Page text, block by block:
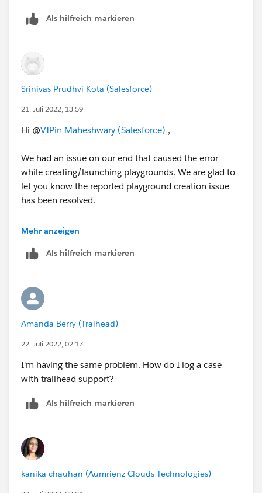
Als hilfreich markieren
Srinivas Prudhvi Kota (Salesforce)
21. Juli 2022, 13:59
Hi @VIPin Maheshwary (Salesforce) ,
We had an issue on our end that caused the error
while creating/launching playgrounds. We are glad to
let you know the reported playground creation issue
has been resolved.
Can you please try creating trailhead playground and
Mehr anzeigen
Als hilfreich markieren
Amanda Berry (Tralhead)
22. Juli 2022, 02:17
I'm having the same problem. How do I log a case
with trailhead support?
Als hilfreich markieren
kanika chauhan (Aumrienz Clouds Technologies)